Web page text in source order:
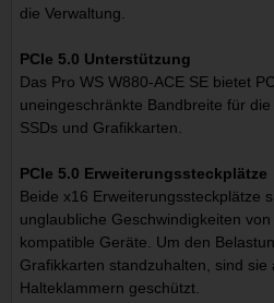
die Verwaltung.
PCIe 5.0 Unterstützung
Das Pro WS W880-ACE SE bietet
uneingeschränkte Bandbreite für
SSDs und Grafikkarten.
PCIe 5.0 Erweiterungssteckplätze
Beide x16 Erweiterungssteckplätze
unglaubliche Geschwindigkeiten
kompatible Geräte. Um den
Grafikkarten standzuhalten, sind sie
Halteklammern geschützt.